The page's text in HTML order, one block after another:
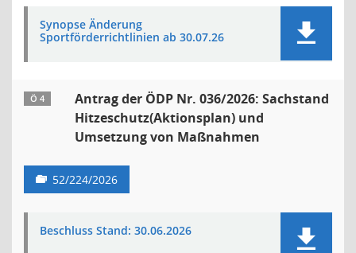
Synopse Änderung
Sportförderrichtlinien ab 30.07.26
Ö 4
Antrag der ÖDP Nr. 036/2026: Sachstand
Hitzeschutz(Aktionsplan) und
Umsetzung von Maßnahmen
52/224/2026
Beschluss Stand: 30.06.2026